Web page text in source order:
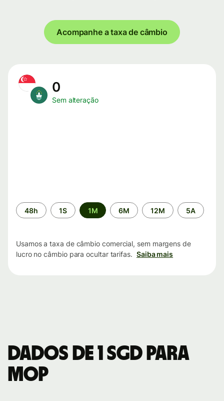
Acompanhe a taxa de câmbio
0
Sem alteração
Período
de
48h 1S 1M 6M 12M 5A
Usamos a taxa de câmbio comercial, sem margens de
lucro no câmbio para ocultar tarifas. Saiba mais
Dados de 1 SGD para
MOP